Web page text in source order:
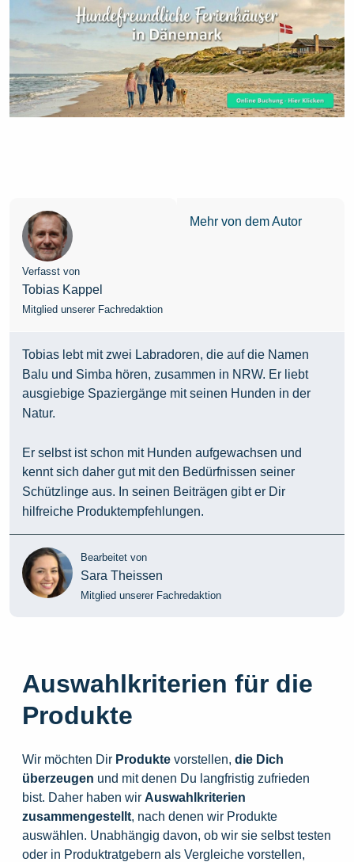
Verfasst von
Tobias Kappel
Mitglied unserer Fachredaktion
Mehr von dem Autor
Tobias lebt mit zwei Labradoren, die auf die Namen
Balu und Simba hören, zusammen in NRW. Er liebt
ausgiebige Spaziergänge mit seinen Hunden in der
Natur.
Er selbst ist schon mit Hunden aufgewachsen und
kennt sich daher gut mit den Bedürfnissen seiner
Schützlinge aus. In seinen Beiträgen gibt er Dir
hilfreiche Produktempfehlungen.
Bearbeitet von
Sara Theissen
Mitglied unserer Fachredaktion
Auswahlkriterien für die
Produkte
Wir möchten Dir Produkte vorstellen, die Dich
überzeugen und mit denen Du langfristig zufrieden
bist. Daher haben wir Auswahlkriterien
zusammengestellt, nach denen wir Produkte
auswählen. Unabhängig davon, ob wir sie selbst testen
oder in Produktratgebern als Vergleiche vorstellen,